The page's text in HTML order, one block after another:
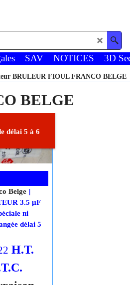
SAV NOTICES 3D
BRULEUR FIOUL FRANCO BELGE
BELGE
délai 5 à 6
H.T.
Belge
3.5 µF
ni
délai 5